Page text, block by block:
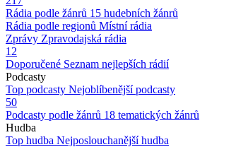
Rádia podle žánrů 15 hudebních žánrů
Rádia podle regionů Místní rádia
Zprávy Zpravodajská rádia
12
Doporučené Seznam nejlepších rádií
Podcasty
Top podcasty Nejoblíbenější podcasty
50
Podcasty podle žánrů 18 tematických žánrů
Hudba
Top hudba Nejposlouchanější hudba